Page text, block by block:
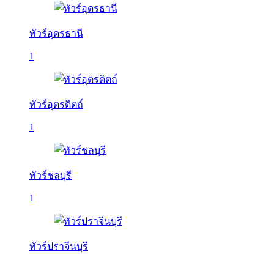
ทัวร์อุดรธานี
1
ทัวร์อุตรดิตถ์
1
ทัวร์ชลบุรี
1
ทัวร์ปราจีนบุรี